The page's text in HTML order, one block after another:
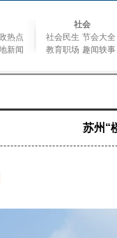
热点
新闻
社会
社会民生 节会大全
教育职场 趣闻轶事
苏州“